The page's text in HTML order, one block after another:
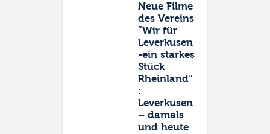
Neue Filme
des Vereins
”Wir für
Leverkusen
-ein starkes
Stück
Rheinland“
:
Leverkusen
– damals
und heute